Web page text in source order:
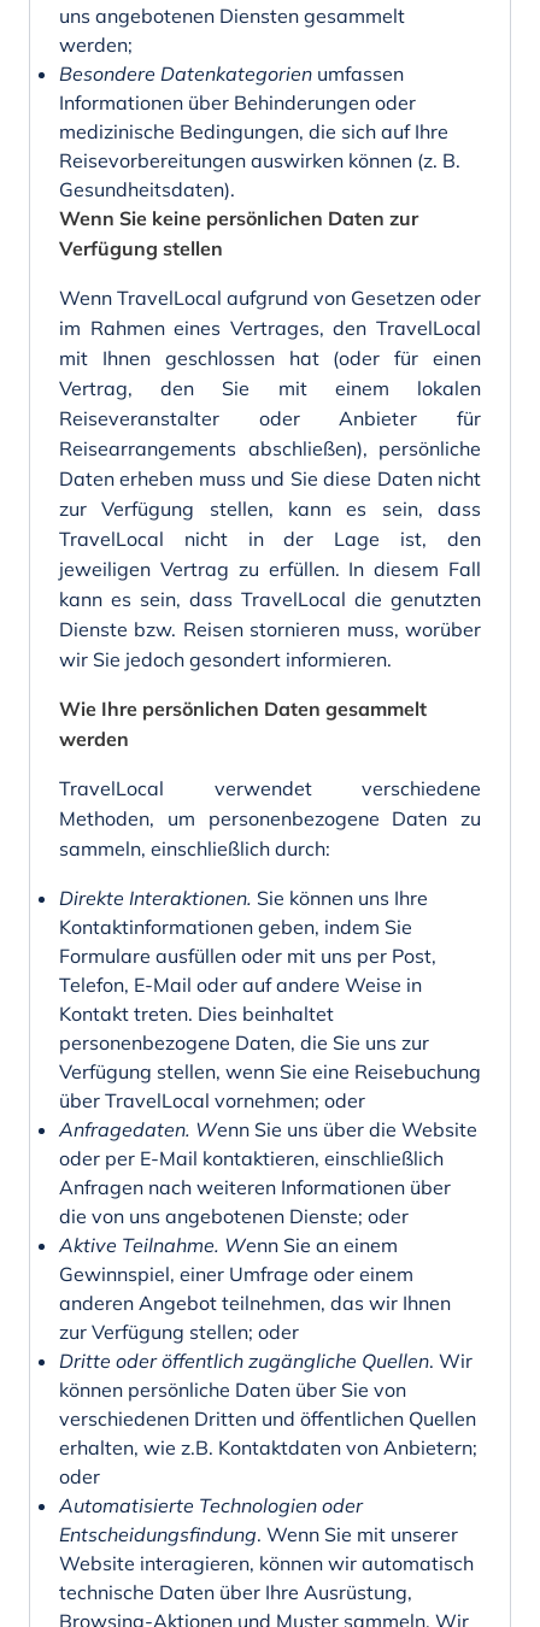
uns angebotenen Diensten gesammelt
werden;
Besondere Datenkategorien umfassen
Informationen über Behinderungen oder
medizinische Bedingungen, die sich auf Ihre
Reisevorbereitungen auswirken können (z. B.
Gesundheitsdaten).
Wenn Sie keine persönlichen Daten zur
Verfügung stellen
Wenn TravelLocal aufgrund von Gesetzen oder
im Rahmen eines Vertrages, den TravelLocal
mit Ihnen geschlossen hat (oder für einen
Vertrag, den Sie mit einem lokalen
Reiseveranstalter oder Anbieter für
Reisearrangements abschließen), persönliche
Daten erheben muss und Sie diese Daten nicht
zur Verfügung stellen, kann es sein, dass
TravelLocal nicht in der Lage ist, den
jeweiligen Vertrag zu erfüllen. In diesem Fall
kann es sein, dass TravelLocal die genutzten
Dienste bzw. Reisen stornieren muss, worüber
wir Sie jedoch gesondert informieren.
Wie Ihre persönlichen Daten gesammelt
werden
TravelLocal verwendet verschiedene
Methoden, um personenbezogene Daten zu
sammeln, einschließlich durch:
Direkte Interaktionen. Sie können uns Ihre
Kontaktinformationen geben, indem Sie
Formulare ausfüllen oder mit uns per Post,
Telefon, E-Mail oder auf andere Weise in
Kontakt treten. Dies beinhaltet
personenbezogene Daten, die Sie uns zur
Verfügung stellen, wenn Sie eine Reisebuchung
über TravelLocal vornehmen; oder
Anfragedaten. Wenn Sie uns über die Website
oder per E-Mail kontaktieren, einschließlich
Anfragen nach weiteren Informationen über
die von uns angebotenen Dienste; oder
Aktive Teilnahme. Wenn Sie an einem
Gewinnspiel, einer Umfrage oder einem
anderen Angebot teilnehmen, das wir Ihnen
zur Verfügung stellen; oder
Dritte oder öffentlich zugängliche Quellen. Wir
können persönliche Daten über Sie von
verschiedenen Dritten und öffentlichen Quellen
erhalten, wie z.B. Kontaktdaten von Anbietern;
oder
Automatisierte Technologien oder
Entscheidungsfindung. Wenn Sie mit unserer
Website interagieren, können wir automatisch
technische Daten über Ihre Ausrüstung,
Browsing-Aktionen und Muster sammeln. Wir